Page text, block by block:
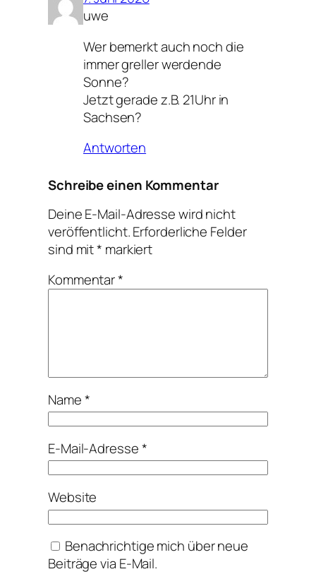
uwe
Wer bemerkt auch noch die
immer greller werdende
Sonne?
Jetzt gerade z.B. 21Uhr in
Sachsen?
Antworten
Schreibe einen Kommentar
Deine E-Mail-Adresse wird nicht
veröffentlicht.Erforderliche Felder
sind mit* markiert
Kommentar*
Name*
E-Mail-Adresse*
Website
Benachrichtige mich über neue
Beiträge via E-Mail.